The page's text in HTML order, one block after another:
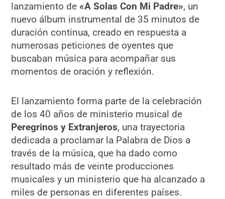
lanzamiento de «A Solas Con Mi Padre», un
nuevo álbum instrumental de 35 minutos de
duración continua, creado en respuesta a
numerosas peticiones de oyentes que
buscaban música para acompañar sus
momentos de oración y reflexión.
El lanzamiento forma parte de la celebración
de los 40 años de ministerio musical de
Peregrinos y Extranjeros, una trayectoria
dedicada a proclamar la Palabra de Dios a
través de la música, que ha dado como
resultado más de veinte producciones
musicales y un ministerio que ha alcanzado a
miles de personas en diferentes países.